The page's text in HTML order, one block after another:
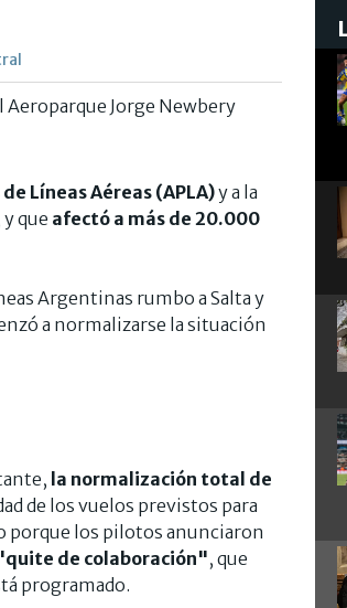
Aeroparque Jorge Newbery
Líneas Aéreas (APLA)y a la
que afectó a más de 20.000
Argentinas rumbo a Salta y
a normalizarse la situación
la normalización total de
de los vuelos previstos para
porque los pilotos anunciaron
de colaboración", que
programado.